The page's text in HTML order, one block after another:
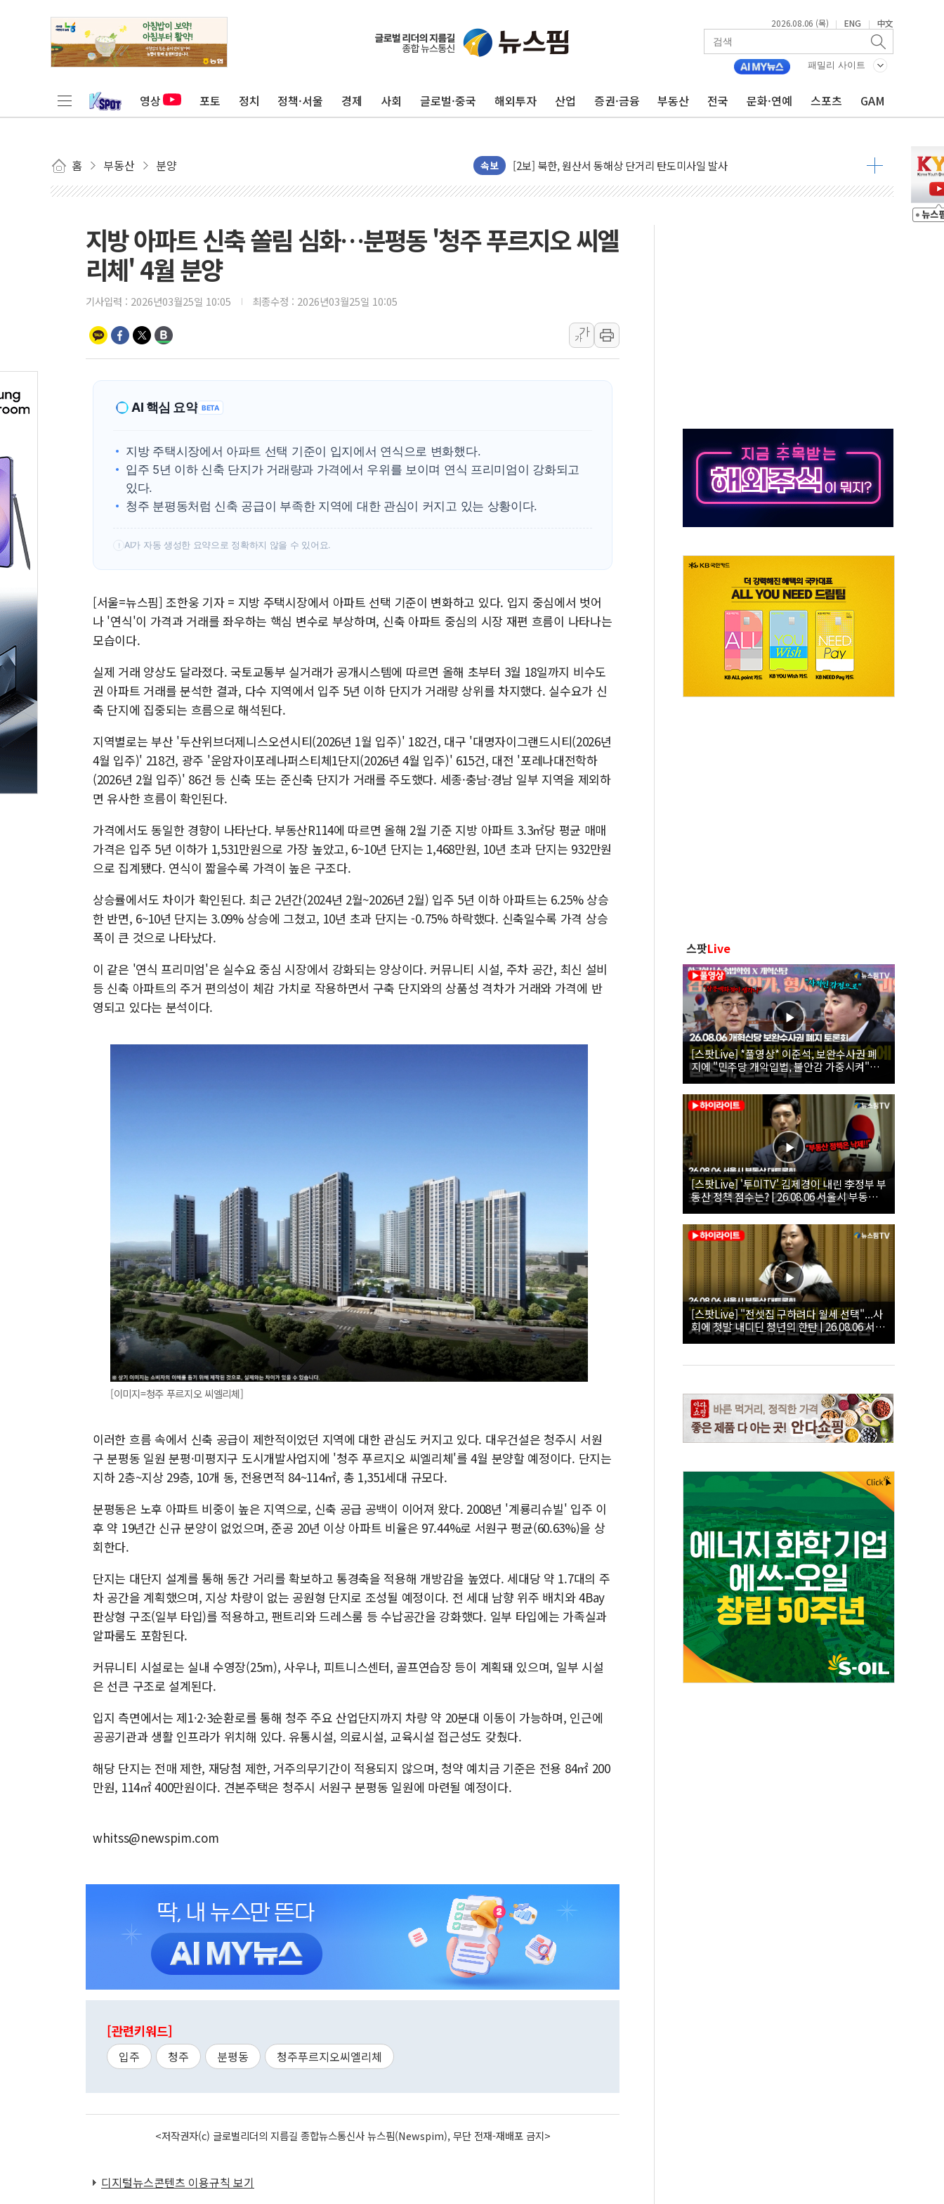
2026.08.06 (목) | ENG | 中文
패밀리 사이트
영상 포토 정치 정책·서울 경제 사회 글로벌·중국 해외투자 산업 증권·금융 부동산 전국 문화·연예 스포츠 GAM
홈 부동산 분양 속보
빚투·레버리지 줄었지만, 반도체 두 종목에 코스피 '휘청'
종로·중구 오피스 78%가 준공 10년 이상…리뉴얼이 경쟁력 가른다
법원, '관저 이전 봐주기 감사' 유병호 구속적부심 기각
우크라, 러 탄도미사일 공격에 속수무책… 패트리엇 미사일 지원, 작년의 3분의 1
제천 바이오밸리 공장 옥상서 불…30여분 만에 진화
개혁신당 "민주, '盧 수사' 악연으로 형사사법 틀 바꿔…국민 불안감 가중"
AI 연산은 포항, 전력 저장은 영광…지역펀드 9·10호 확정
한국투자증권, 국내 최초 상반기 영업이익 2조 돌파
[IPO] 니어스랩 "피지컬 AI 자율비행 기술로 글로벌 방산 시장 공략"
한패스, 월 송금 60만건 돌파
李대통령 "청소년 SNS 제한, 형평성·여론 고려해야…충분한 사회적 논의 주문"
초등학교 앞서 '쾅'…대전 중구서 시내버스 등 3중 추돌·1명 부상
지방 아파트 신축 쏠림 심화…분평동 '청주 푸르지오 씨엘
리체' 4월 분양
기사입력 : 2026년03월25일 10:05 최종수정 : 2026년03월25일 10:05
가
가
AI 핵심 요약 BETA
지방 주택시장에서 아파트 선택 기준이 입지에서 연식으로 변화했다.
입주 5년 이하 신축 단지가 거래량과 가격에서 우위를 보이며 연식 프리미엄이 강화되고
있다.
청주 분평동처럼 신축 공급이 부족한 지역에 대한 관심이 커지고 있는 상황이다.
! AI가 자동 생성한 요약으로 정확하지 않을 수 있어요.
[서울=뉴스핌] 조한웅 기자 = 지방 주택시장에서 아파트 선택 기준이 변화하고 있다. 입지 중심에서 벗어
나 '연식'이 가격과 거래를 좌우하는 핵심 변수로 부상하며, 신축 아파트 중심의 시장 재편 흐름이 나타나는
모습이다.
실제 거래 양상도 달라졌다. 국토교통부 실거래가 공개시스템에 따르면 올해 초부터 3월 18일까지 비수도
권 아파트 거래를 분석한 결과, 다수 지역에서 입주 5년 이하 단지가 거래량 상위를 차지했다. 실수요가 신
축 단지에 집중되는 흐름으로 해석된다.
지역별로는 부산 '두산위브더제니스오션시티(2026년 1월 입주)' 182건, 대구 '대명자이그랜드시티(2026년
4월 입주)' 218건, 광주 '운암자이포레나퍼스티체1단지(2026년 4월 입주)' 615건, 대전 '포레나대전학하
(2026년 2월 입주)' 86건 등 신축 또는 준신축 단지가 거래를 주도했다. 세종·충남·경남 일부 지역을 제외하
면 유사한 흐름이 확인된다.
가격에서도 동일한 경향이 나타난다. 부동산R114에 따르면 올해 2월 기준 지방 아파트 3.3㎡당 평균 매매
가격은 입주 5년 이하가 1,531만원으로 가장 높았고, 6~10년 단지는 1,468만원, 10년 초과 단지는 932만원
으로 집계됐다. 연식이 짧을수록 가격이 높은 구조다.
상승률에서도 차이가 확인된다. 최근 2년간(2024년 2월~2026년 2월) 입주 5년 이하 아파트는 6.25% 상승
한 반면, 6~10년 단지는 3.09% 상승에 그쳤고, 10년 초과 단지는 -0.75% 하락했다. 신축일수록 가격 상승
폭이 큰 것으로 나타났다.
이 같은 '연식 프리미엄'은 실수요 중심 시장에서 강화되는 양상이다. 커뮤니티 시설, 주차 공간, 최신 설비
등 신축 아파트의 주거 편의성이 체감 가치로 작용하면서 구축 단지와의 상품성 격차가 거래와 가격에 반
영되고 있다는 분석이다.
[이미지=청주 푸르지오 씨엘리체]
이러한 흐름 속에서 신축 공급이 제한적이었던 지역에 대한 관심도 커지고 있다. 대우건설은 청주시 서원
구 분평동 일원 분평·미평지구 도시개발사업지에 '청주 푸르지오 씨엘리체'를 4월 분양할 예정이다. 단지는
지하 2층~지상 29층, 10개 동, 전용면적 84~114㎡, 총 1,351세대 규모다.
분평동은 노후 아파트 비중이 높은 지역으로, 신축 공급 공백이 이어져 왔다. 2008년 '계룡리슈빌' 입주 이
후 약 19년간 신규 분양이 없었으며, 준공 20년 이상 아파트 비율은 97.44%로 서원구 평균(60.63%)을 상
회한다.
단지는 대단지 설계를 통해 동간 거리를 확보하고 통경축을 적용해 개방감을 높였다. 세대당 약 1.7대의 주
차 공간을 계획했으며, 지상 차량이 없는 공원형 단지로 조성될 예정이다. 전 세대 남향 위주 배치와 4Bay
판상형 구조(일부 타입)를 적용하고, 팬트리와 드레스룸 등 수납공간을 강화했다. 일부 타입에는 가족실과
알파룸도 포함된다.
커뮤니티 시설로는 실내 수영장(25m), 사우나, 피트니스센터, 골프연습장 등이 계획돼 있으며, 일부 시설
은 선큰 구조로 설계된다.
입지 측면에서는 제1·2·3순환로를 통해 청주 주요 산업단지까지 차량 약 20분대 이동이 가능하며, 인근에
공공기관과 생활 인프라가 위치해 있다. 유통시설, 의료시설, 교육시설 접근성도 갖췄다.
해당 단지는 전매 제한, 재당첨 제한, 거주의무기간이 적용되지 않으며, 청약 예치금 기준은 전용 84㎡ 200
만원, 114㎡ 400만원이다. 견본주택은 청주시 서원구 분평동 일원에 마련될 예정이다.
whitss@newspim.com
[관련키워드]
입주 청주 분평동 청주푸르지오씨엘리체
<저작권자(c) 글로벌리더의 지름길 종합뉴스통신사 뉴스핌(Newspim), 무단 전재-재배포 금지>
디지털뉴스콘텐츠 이용규칙 보기
스팟Live
[스팟Live] *풀영상* 이준석, 보완수사권 폐
지에 "민주당 개악입법, 불안감 가중시켜"｜
26.08.06 개혁신당 보완수사권 폐지 토론회
[스팟Live] '투미TV' 김제경이 내린 李정부 부
동산 정책 점수는? | 26.08.06 서울시 부동산
대토론회
[스팟Live] "전셋집 구하려다 월세 선택"...사
회에 첫발 내디딘 청년의 한탄 | 26.08.06 서울
시 부동산 대토론회